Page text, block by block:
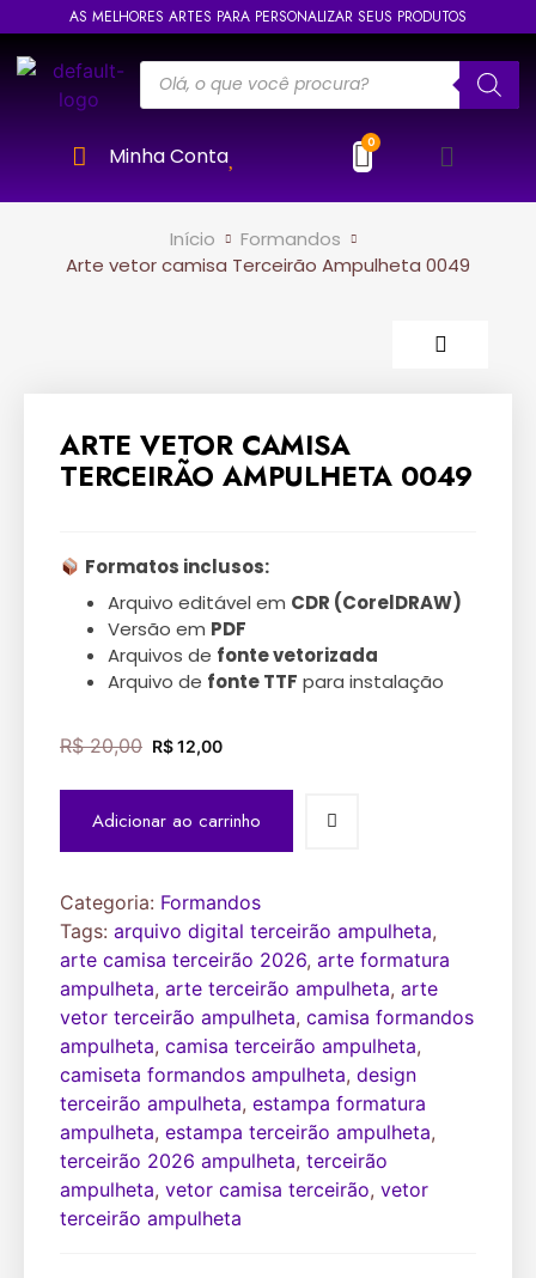
AS MELHORES ARTES PARA PERSONALIZAR SEUS PRODUTOS
Minha Conta
Início
Formandos
Arte vetor camisa Terceirão Ampulheta 0049
ARTE VETOR CAMISA
TERCEIRÃO AMPULHETA 0049
Formatos inclusos:
Arquivo editável em CDR (CorelDRAW)
Versão em PDF
Arquivos de fonte vetorizada
Arquivo de fonte TTF para instalação
R$20,00 R$12,00
Adicionar ao carrinho
Categoria: Formandos
Tags: arquivo digital terceirão ampulheta,
arte camisa terceirão 2026, arte formatura
ampulheta, arte terceirão ampulheta, arte
vetor terceirão ampulheta, camisa formandos
ampulheta, camisa terceirão ampulheta,
camiseta formandos ampulheta, design
terceirão ampulheta, estampa formatura
ampulheta, estampa terceirão ampulheta,
terceirão 2026 ampulheta, terceirão
ampulheta, vetor camisa terceirão, vetor
terceirão ampulheta